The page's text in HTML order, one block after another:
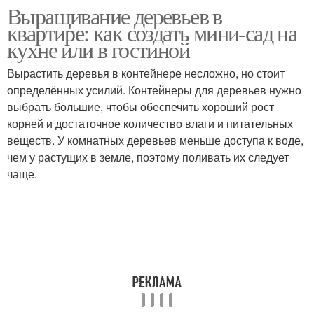
Выращивание деревьев в
квартире: как создать мини-сад на
кухне или в гостиной
Вырастить деревья в контейнере несложно, но стоит
определённых усилий. Контейнеры для деревьев нужно
выбрать большие, чтобы обеспечить хороший рост
корней и достаточное количество влаги и питательных
веществ. У комнатных деревьев меньше доступа к воде,
чем у растущих в земле, поэтому поливать их следует
чаще.